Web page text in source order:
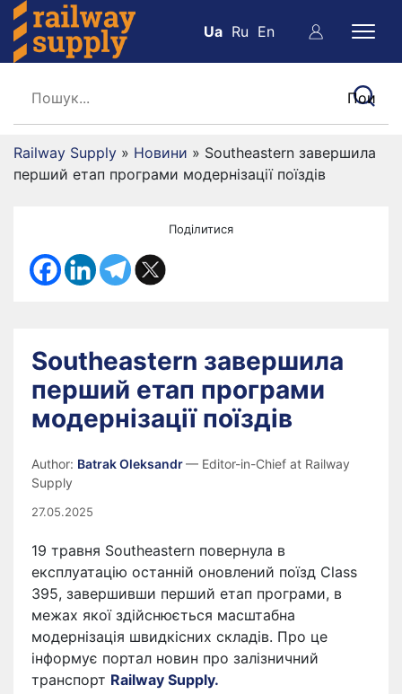
Ua Ru En
Railway Supply » Новини » Southeastern завершила
перший етап програми модернізації поїздів
Поділитися
Southeastern завершила
перший етап програми
модернізації поїздів
Author: Batrak Oleksandr— Editor-in-Chief at Railway
Supply
27.05.2025
19 травня Southeastern повернула в
експлуатацію останній оновлений поїзд Class
395, завершивши перший етап програми, в
межах якої здійснюється масштабна
модернізація швидкісних складів. Про це
інформує портал новин про залізничний
транспорт Railway Supply.